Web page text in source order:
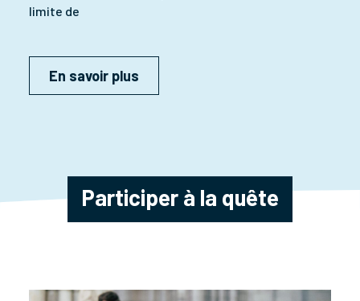
limite de
En savoir plus
Participer à la quête